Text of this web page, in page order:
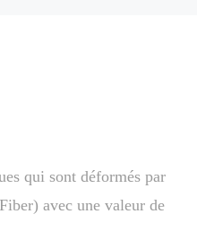
qui sont déformés par
avec une valeur de